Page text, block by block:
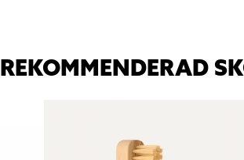
REKOMMENDERAD